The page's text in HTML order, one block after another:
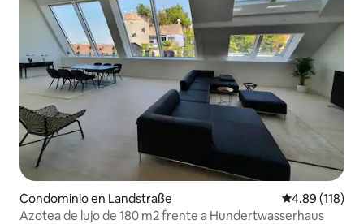
Condominio en Landstraße Calificación
4.89 (118)
Azotea de lujo de 180 m2 frente a Hundertwasserhaus